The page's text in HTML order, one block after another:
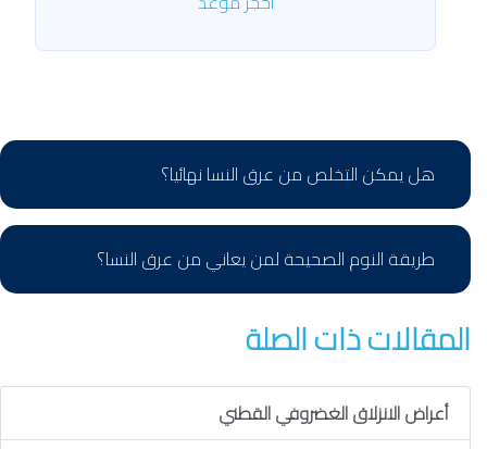
هل يمكن التخلص من عرق النسا نهائيا؟
طريقة النوم الصحيحة لمن يعاني من عرق النسا؟
المقالات ذات الصلة
أعراض الانزلاق الغضروفي القطني